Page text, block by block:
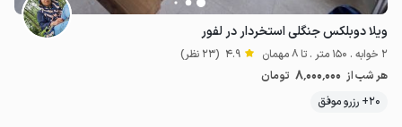
ویلا دوبلکس جنگلی استخردار در لفور
2 خوابه . 150 متر . تا 8 مهمان 4.9 (23 نظر)
هر شب از 8٬000٬000 تومان
20+ رزرو موفق